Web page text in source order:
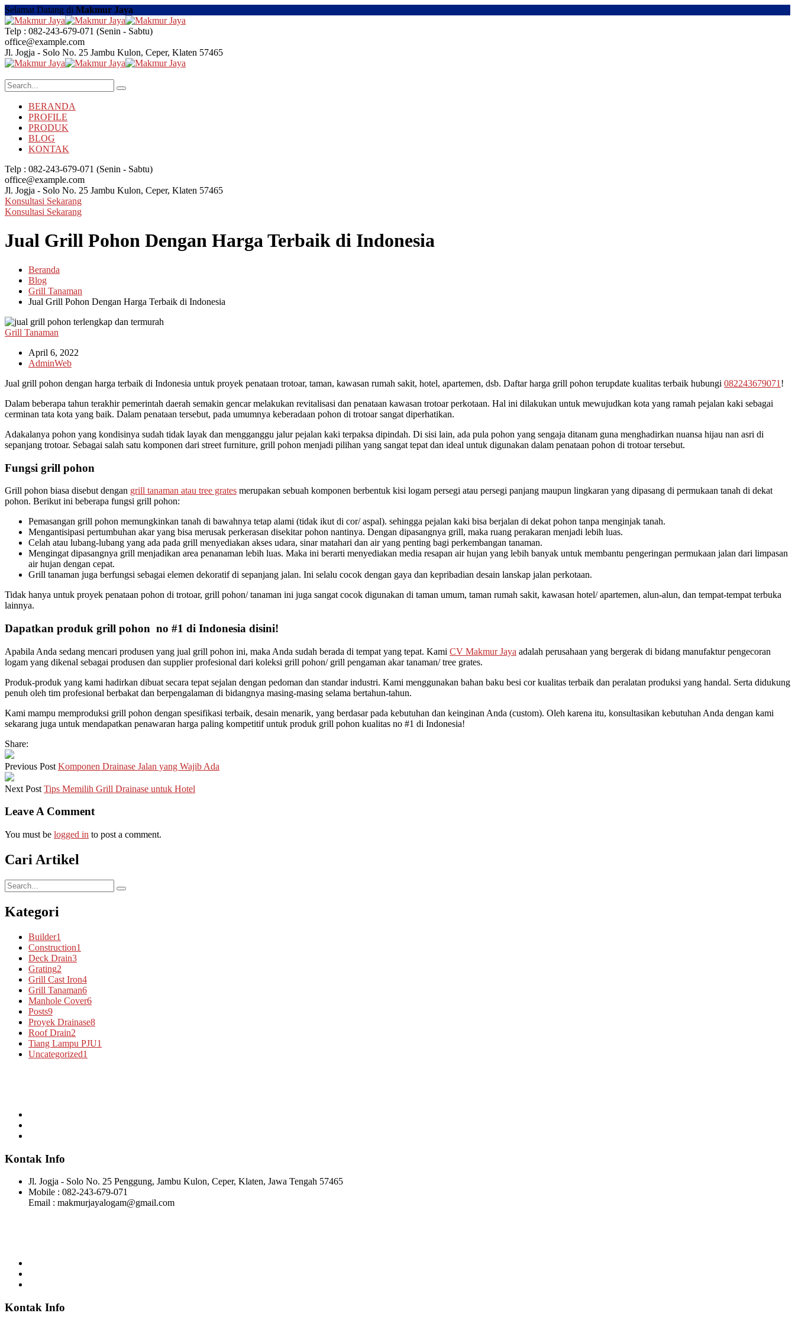
Selamat Datang di Makmur Jaya
Telp : 082-243-679-071 (Senin - Sabtu)
office@example.com
Jl. Jogja - Solo No. 25 Jambu Kulon, Ceper, Klaten 57465
BERANDA
PROFILE
PRODUK
BLOG
KONTAK
Telp : 082-243-679-071 (Senin - Sabtu)
office@example.com
Jl. Jogja - Solo No. 25 Jambu Kulon, Ceper, Klaten 57465
Konsultasi Sekarang
Konsultasi Sekarang
Jual Grill Pohon Dengan Harga Terbaik di Indonesia
Beranda
Blog
Grill Tanaman
Jual Grill Pohon Dengan Harga Terbaik di Indonesia
Grill Tanaman
April 6, 2022
AdminWeb
Jual grill pohon dengan harga terbaik di Indonesia untuk proyek penataan trotoar, taman, kawasan rumah sakit, hotel, apartemen, dsb. Daftar harga grill pohon terupdate kualitas terbaik hubungi 082243679071 !
Dalam beberapa tahun terakhir pemerintah daerah semakin gencar melakukan revitalisasi dan penataan kawasan trotoar perkotaan. Hal ini dilakukan untuk mewujudkan kota yang ramah pejalan kaki sebagai
cerminan tata kota yang baik. Dalam penataan tersebut, pada umumnya keberadaan pohon di trotoar sangat diperhatikan.
Adakalanya pohon yang kondisinya sudah tidak layak dan mengganggu jalur pejalan kaki terpaksa dipindah. Di sisi lain, ada pula pohon yang sengaja ditanam guna menghadirkan nuansa hijau nan asri di
sepanjang trotoar. Sebagai salah satu komponen dari street furniture, grill pohon menjadi pilihan yang sangat tepat dan ideal untuk digunakan dalam penataan pohon di trotoar tersebut.
Fungsi grill pohon
Grill pohon biasa disebut dengan grill tanaman atau tree grates merupakan sebuah komponen berbentuk kisi logam persegi atau persegi panjang maupun lingkaran yang dipasang di permukaan tanah di dekat
pohon. Berikut ini beberapa fungsi grill pohon:
Pemasangan grill pohon memungkinkan tanah di bawahnya tetap alami (tidak ikut di cor/ aspal). sehingga pejalan kaki bisa berjalan di dekat pohon tanpa menginjak tanah.
Mengantisipasi pertumbuhan akar yang bisa merusak perkerasan disekitar pohon nantinya. Dengan dipasangnya grill, maka ruang perakaran menjadi lebih luas.
Celah atau lubang-lubang yang ada pada grill menyediakan akses udara, sinar matahari dan air yang penting bagi perkembangan tanaman.
Mengingat dipasangnya grill menjadikan area penanaman lebih luas. Maka ini berarti menyediakan media resapan air hujan yang lebih banyak untuk membantu pengeringan permukaan jalan dari limpasan
air hujan dengan cepat.
Grill tanaman juga berfungsi sebagai elemen dekoratif di sepanjang jalan. Ini selalu cocok dengan gaya dan kepribadian desain lanskap jalan perkotaan.
Tidak hanya untuk proyek penataan pohon di trotoar, grill pohon/ tanaman ini juga sangat cocok digunakan di taman umum, taman rumah sakit, kawasan hotel/ apartemen, alun-alun, dan tempat-tempat terbuka
lainnya.
Dapatkan produk grill pohon no #1 di Indonesia disini!
Apabila Anda sedang mencari produsen yang jual grill pohon ini, maka Anda sudah berada di tempat yang tepat. Kami CV Makmur Jaya adalah perusahaan yang bergerak di bidang manufaktur pengecoran
logam yang dikenal sebagai produsen dan supplier profesional dari koleksi grill pohon/ grill pengaman akar tanaman/ tree grates.
Produk-produk yang kami hadirkan dibuat secara tepat sejalan dengan pedoman dan standar industri. Kami menggunakan bahan baku besi cor kualitas terbaik dan peralatan produksi yang handal. Serta didukung
penuh oleh tim profesional berbakat dan berpengalaman di bidangnya masing-masing selama bertahun-tahun.
Kami mampu memproduksi grill pohon dengan spesifikasi terbaik, desain menarik, yang berdasar pada kebutuhan dan keinginan Anda (custom). Oleh karena itu, konsultasikan kebutuhan Anda dengan kami
sekarang juga untuk mendapatkan penawaran harga paling kompetitif untuk produk grill pohon kualitas no #1 di Indonesia!
Share:
Previous Post Komponen Drainase Jalan yang Wajib Ada
Next Post Tips Memilih Grill Drainase untuk Hotel
Leave A Comment
You must be logged in to post a comment.
Cari Artikel
Kategori
Builder1
Construction1
Deck Drain3
Grating2
Grill Cast Iron4
Grill Tanaman6
Manhole Cover6
Posts9
Proyek Drainase8
Roof Drain2
Tiang Lampu PJU1
Uncategorized1
Kontak Info
Jl. Jogja - Solo No. 25 Penggung, Jambu Kulon, Ceper, Klaten, Jawa Tengah 57465
Mobile : 082-243-679-071
Email : makmurjayalogam@gmail.com
Kontak Info